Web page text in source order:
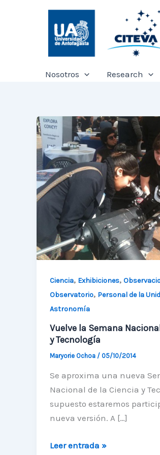
Nosotros Research
Ciencia, Exhibiciones,
Observatorio, Personal de la
Astronomía
Vuelve la Semana
y Tecnología
Maryorie Ochoa / 05/10/2014
Se aproxima una nueva
Nacional de la Ciencia y
supuesto estaremos
nueva versión. A […]
Vuelve
Leer entrada »